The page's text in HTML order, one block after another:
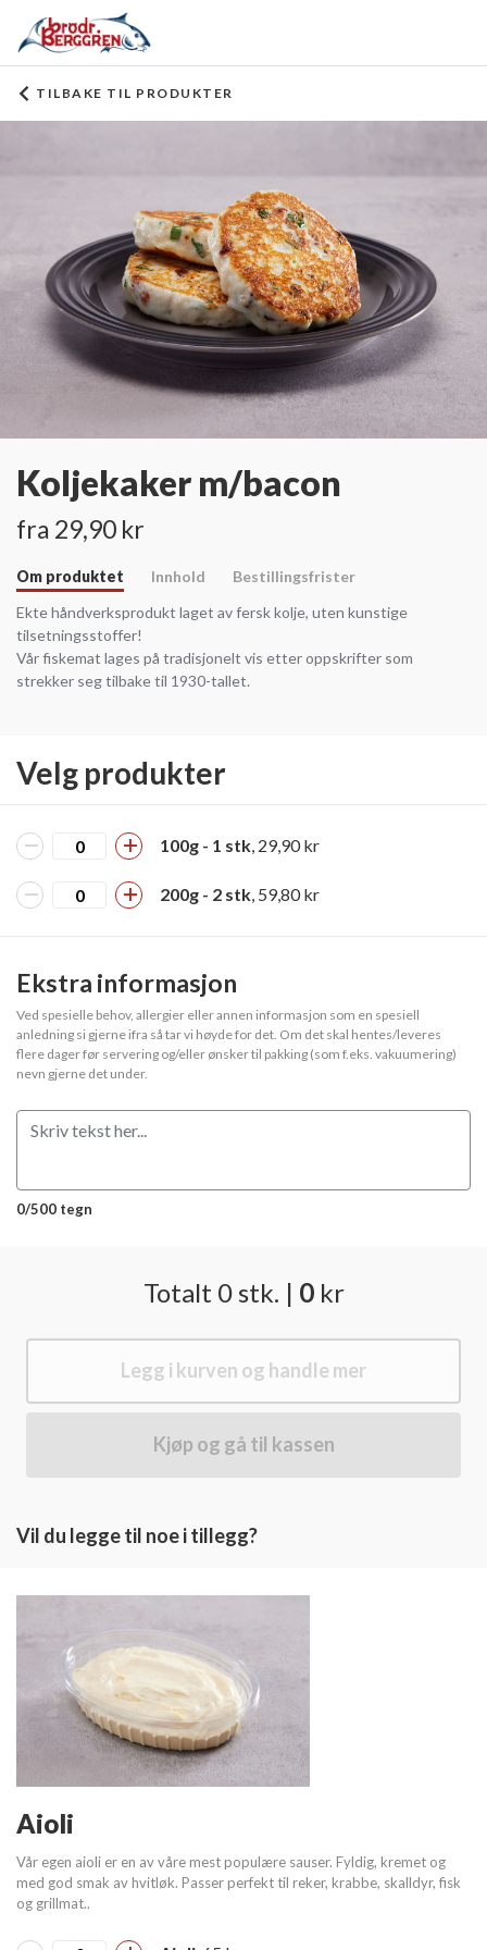
TILBAKE TIL PRODUKTER
Koljekaker m/bacon
fra 29,90 kr
Om produktet Innhold
Bestillingsfrister
Ekte håndverksprodukt laget av fersk kolje, uten kunstige
tilsetningsstoffer!
Vår fiskemat lages på tradisjonelt vis etter oppskrifter som
strekker seg tilbake til 1930-tallet.
Velg produkter
100g - 1 stk , 29,90 kr
200g - 2 stk , 59,80 kr
Ekstra informasjon
Ved spesielle behov, allergier eller annen informasjon som en spesiell
anledning si gjerne ifra så tar vi høyde for det. Om det skal hentes/leveres
flere dager før servering og/eller ønsker til pakking (som f.eks. vakuumering)
nevn gjerne det under.
0/500 tegn
Totalt 0 stk. | 0kr
Legg i kurven og handle mer
Kjøp og gå til kassen
Vil du legge til noe i tillegg?
Aioli
Vår egen aioli er en av våre mest populære sauser. Fyldig, kremet og
med god smak av hvitløk. Passer perfekt til reker, krabbe, skalldyr, fisk
og grillmat..